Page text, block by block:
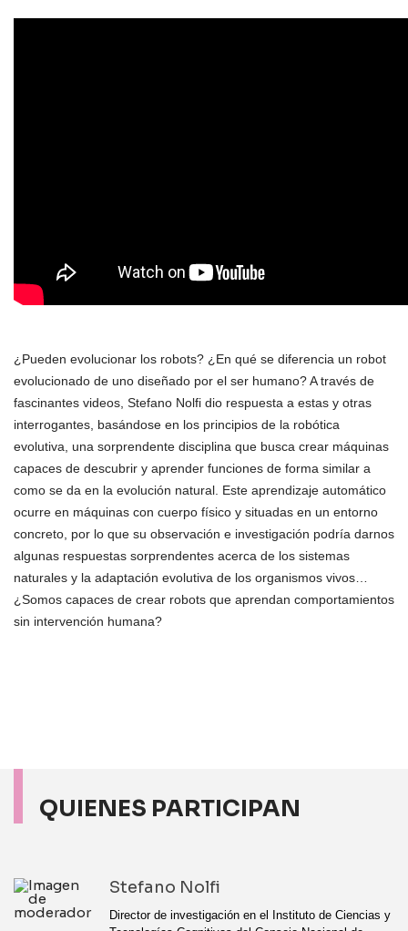
¿Pueden evolucionar los robots? ¿En qué se diferencia un robot
evolucionado de uno diseñado por el ser humano? A través de
fascinantes videos, Stefano Nolfi dio respuesta a estas y otras
interrogantes, basándose en los principios de la robótica
evolutiva, una sorprendente disciplina que busca crear máquinas
capaces de descubrir y aprender funciones de forma similar a
como se da en la evolución natural. Este aprendizaje automático
ocurre en máquinas con cuerpo físico y situadas en un entorno
concreto, por lo que su observación e investigación podría darnos
algunas respuestas sorprendentes acerca de los sistemas
naturales y la adaptación evolutiva de los organismos vivos…
¿Somos capaces de crear robots que aprendan comportamientos
sin intervención humana?
QUIENES PARTICIPAN
Stefano Nolfi
Director de investigación en el Instituto de Ciencias y